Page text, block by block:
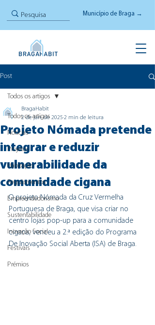
Município de Braga →
Post
Todos os artigos
Notícias
Projetos
Habitação
Regulamentos
Empreendedorismo
Sustentabilidade
Inovação Social
Festivais
Prémios
Todos os artigos
Projeto Nómada pretende
integrar e reduzir
vulnerabilidade da
comunidade cigana
BragaHabit
2 de jan. de 2025 2 min de leitura
O projeto Nómada da Cruz Vermelha
Portuguesa de Braga, que visa criar no
centro lojas pop-up para a comunidade
cigana, venceu a 2.ª edição do Programa
De Inovação Social Aberta (ISA) de Braga.